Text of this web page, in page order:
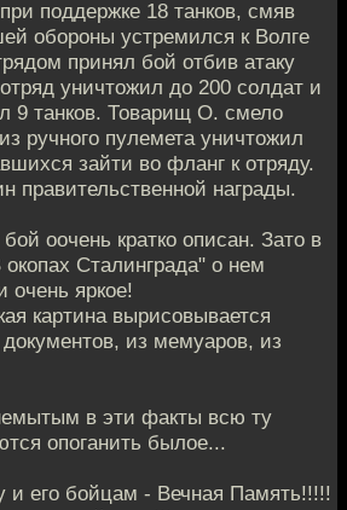
поддержке 18 танков, смяв
обороны устремился к Волге
принял бой отбив атаку
уничтожил до 200 солдат и
9 танков. Товарищ О. смело
ручного пулемета уничтожил
зайти во фланг к отряду.
правительственной награды.
оочень кратко описан. Зато в
окопах Сталинграда" о нем
очень яркое!
картина вырисовывается
из мемуаров, из
в эти факты всю ту
опоганить былое...
и его бойцам - Вечная Память!!!!!